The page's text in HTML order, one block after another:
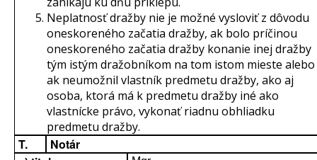
Neplatnosť dražby nie je možné vysloviť z dôvodu
oneskoreného začatia dražby, ak bolo príčinou
oneskoreného začatia dražby konanie inej dražby
tým istým dražobníkom na tom istom mieste alebo
ak neumožnil vlastník predmetu dražby, ako aj
osoba, ktorá má k predmetu dražby iné ako
vlastnícke právo, vykonať riadnu obhliadku
predmetu dražby.
T.
Notár